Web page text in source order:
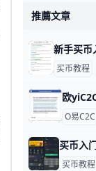
推薦文章
买币教程
O易C2C
买币教程